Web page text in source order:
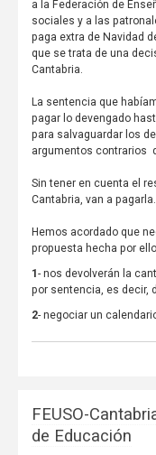
a la Federación de
sociales y a las
paga extra de Navidad
que se trata de una
Cantabria.
La sentencia que
pagar lo devengado
para salvaguardar los
argumentos contrarios
Sin tener en cuenta el
Cantabria, van a pagarla.
Hemos acordado que
propuesta hecha por
1 - nos devolverán la
por sentencia, es decir,
2- negociar un
FEUSO-
de Educación